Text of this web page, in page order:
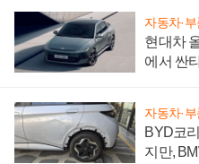
자동차·부
현대차
에서 싼
자동차·부
BYD코
지만,